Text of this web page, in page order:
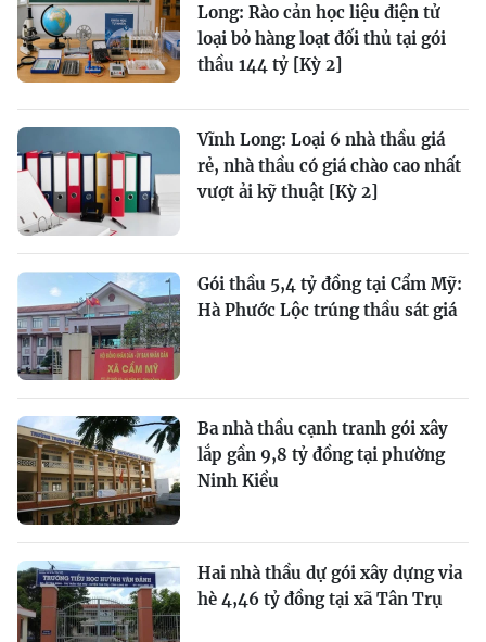
Long: Rào cản học liệu điện tử
loại bỏ hàng loạt đối thủ tại gói
thầu 144 tỷ [Kỳ 2]
Vĩnh Long: Loại 6 nhà thầu giá
rẻ, nhà thầu có giá chào cao nhất
vượt ải kỹ thuật [Kỳ 2]
Gói thầu 5,4 tỷ đồng tại Cẩm Mỹ:
Hà Phước Lộc trúng thầu sát giá
Ba nhà thầu cạnh tranh gói xây
lắp gần 9,8 tỷ đồng tại phường
Ninh Kiều
Hai nhà thầu dự gói xây dựng vỉa
hè 4,46 tỷ đồng tại xã Tân Trụ